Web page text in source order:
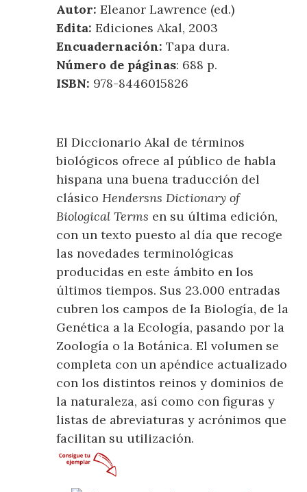
Autor: Eleanor Lawrence (ed.)
Edita: Ediciones Akal, 2003
Encuadernación: Tapa dura.
Número de páginas: 688 p.
ISBN: 978-8446015826
El Diccionario Akal de términos
biológicos ofrece al público de habla
hispana una buena traducción del
clásicoHendersns Dictionary of
Biological Terms en su última edición,
con un texto puesto al día que recoge
las novedades terminológicas
producidas en este ámbito en los
últimos tiempos. Sus 23.000 entradas
cubren los campos de la Biología, de la
Genética a la Ecología, pasando por la
Zoología o la Botánica. El volumen se
completa con un apéndice actualizado
con los distintos reinos y dominios de
la naturaleza, así como con figuras y
listas de abreviaturas y acrónimos que
facilitan su utilización.